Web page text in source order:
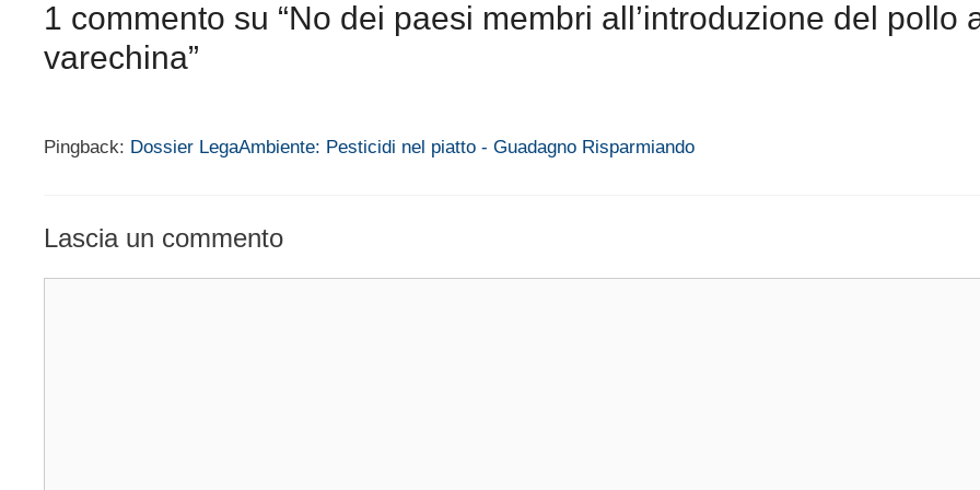
1 commento su “No dei paesi membri all’introduzione del pollo
varechina”
Pingback: Dossier LegaAmbiente: Pesticidi nel piatto - Guadagno Risparmiando
Lascia un commento